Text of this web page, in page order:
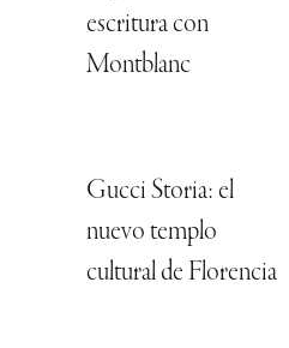
escritura con
Montblanc
Gucci Storia: el
nuevo templo
cultural de Florencia